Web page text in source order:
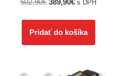
s DPH
Pridať do košíka